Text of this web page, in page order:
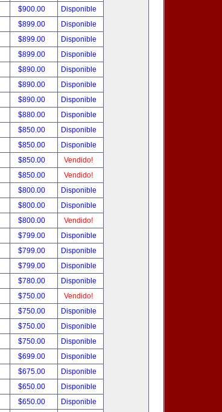
$900.00
Disponible
$899.00
Disponible
$899.00
Disponible
$899.00
Disponible
$890.00
Disponible
$890.00
Disponible
$890.00
Disponible
$880.00
Disponible
$850.00
Disponible
$850.00
Disponible
$850.00
Vendido!
$850.00
Vendido!
$800.00
Disponible
$800.00
Disponible
$800.00
Vendido!
$799.00
Disponible
$799.00
Disponible
$799.00
Disponible
$780.00
Disponible
$750.00
Vendido!
$750.00
Disponible
$750.00
Disponible
$750.00
Disponible
$699.00
Disponible
$675.00
Disponible
$650.00
Disponible
$650.00
Disponible